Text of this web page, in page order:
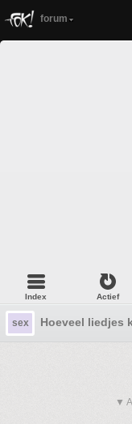
forum
Index Actief
sex Hoeveel liedjes
▼